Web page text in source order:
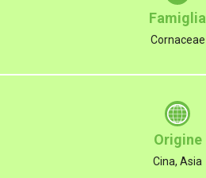
Famiglia
Cornaceae
Origine
Cina, Asia